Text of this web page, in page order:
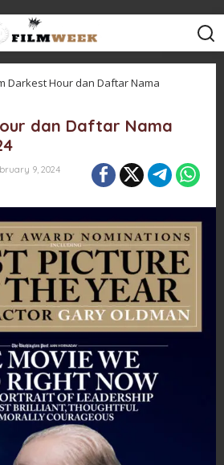
Darkest Hour dan Daftar Nama
dan Daftar Nama
9, 2024